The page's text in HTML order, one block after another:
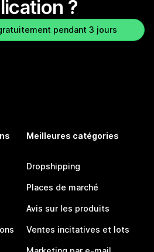
?
pendant 3 jours
Meilleures catégories
Dropshipping
Places de marché
Avis sur les produits
Ventes incitatives et lots